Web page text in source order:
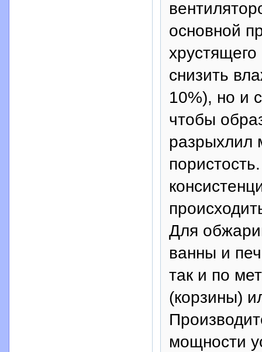
основной
снизить
10%), но и
чтобы
разрыхлил
Для
ванны и
так и по
(корзины)
мощности